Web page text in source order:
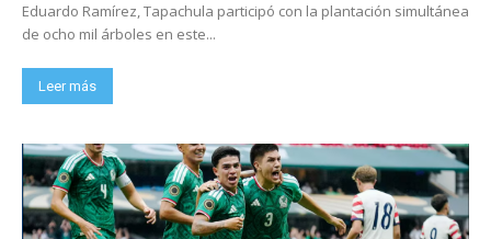
Eduardo Ramírez, Tapachula participó con la plantación simultánea
de ocho mil árboles en este...
Leer más